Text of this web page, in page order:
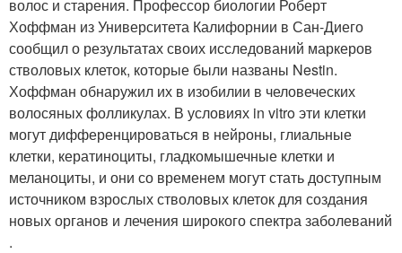
волос и старения. Профессор биологии Роберт
Хоффман из Университета Калифорнии в Сан-Диего
сообщил о результатах своих исследований маркеров
стволовых клеток, которые были названы Nestin.
Хоффман обнаружил их в изобилии в человеческих
волосяных фолликулах. В условиях in vitro эти клетки
могут дифференцироваться в нейроны, глиальные
клетки, кератиноциты, гладкомышечные клетки и
меланоциты, и они со временем могут стать доступным
источником взрослых стволовых клеток для создания
новых органов и лечения широкого спектра заболеваний
.